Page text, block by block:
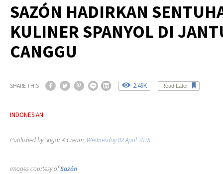
SAZÓN HADIRKAN
KULINER SPANYOL DI
CANGGU
SHARE THIS 2.49K Read Later
INDONESIAN
Published by Sugar & Cream, Wednesday 02 April 2025
Images courtesy ofSazón